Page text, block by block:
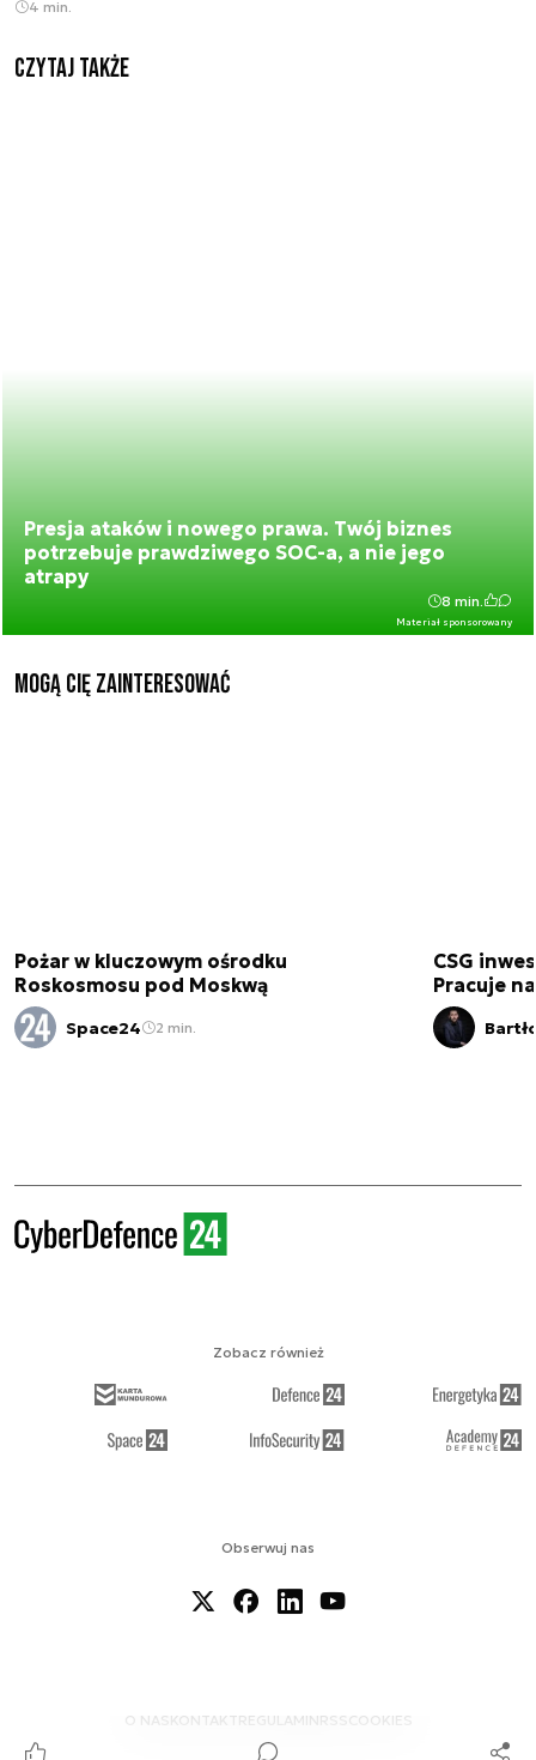
4 min.
Czytaj także
Presja ataków i nowego prawa. Twój biznes
potrzebuje prawdziwego SOC-a, a nie jego
atrapy
Materiał sponsorowany
8 min.
Mogą Cię zainteresować
Pożar w kluczowym ośrodku
Roskosmosu pod Moskwą
Space24 2 min.
CSG
Pracuje
Obserwuj nas
O NAS KONTAKTREGULAMINRSS COOKIES
Zobacz również